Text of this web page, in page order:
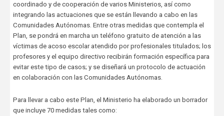
coordinado y de cooperación de varios Ministerios, así como
integrando las actuaciones que se están llevando a cabo en las
Comunidades Autónomas. Entre otras medidas que contempla el
Plan, se pondrá en marcha un teléfono gratuito de atención a las
víctimas de acoso escolar atendido por profesionales titulados; los
profesores y el equipo directivo recibirán formación específica para
evitar este tipo de casos; y se diseñará un protocolo de actuación
en colaboración con las Comunidades Autónomas.
Para llevar a cabo este Plan, el Ministerio ha elaborado un borrador
que incluye 70 medidas tales como: